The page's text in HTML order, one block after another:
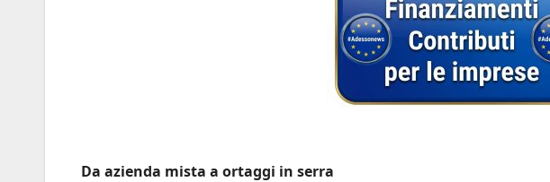
Da azienda mista a ortaggi in serra